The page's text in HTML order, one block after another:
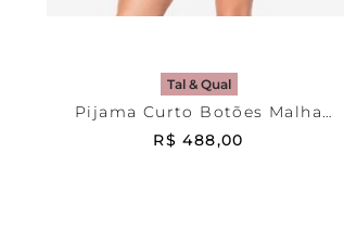
Tal & Qual
Pijama Curto Botões Malha
Floresta
R$ 488,00